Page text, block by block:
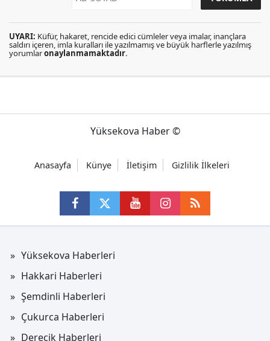
UYARI: Küfür, hakaret, rencide edici cümleler veya imalar, inançlara
saldırı içeren, imla kuralları ile yazılmamış ve büyük harflerle yazılmış
yorumlaronaylanmamaktadır.
Yüksekova Haber ©
Anasayfa Künye İletişim Gizlilik İlkeleri
Yüksekova Haberleri
Hakkari Haberleri
Şemdinli Haberleri
Çukurca Haberleri
Derecik Haberleri